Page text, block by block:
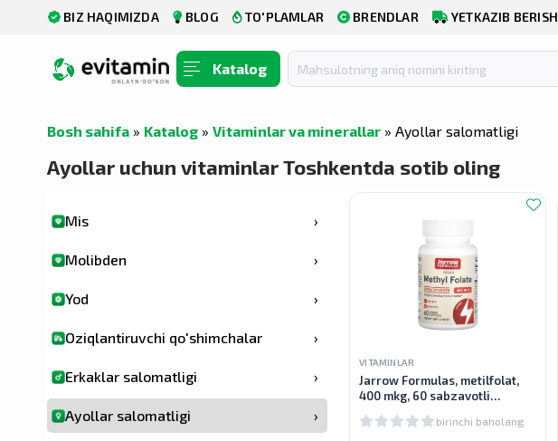
BIZ HAQIMIZDA BLOG TO'PLAMLAR BRENDLAR YETKAZIB BERISH
Katalog
Bosh sahifa » Katalog » Vitaminlar va minerallar » Ayollar salomatligi
Ayollar uchun vitaminlar Toshkentda sotib oling
Xrom ›
Kaliy ›
Mikroelementlar ›
Temir
Mis ›
Molibden ›
Yod ›
Oziqlantiruvchi qo'shimchalar ›
Erkaklar salomatligi ›
Ayollar salomatligi ›
VITAMINLAR
Jarrow Formulas, metilfolat,
400 mkg, 60 sabzavotli
birinchi baholang